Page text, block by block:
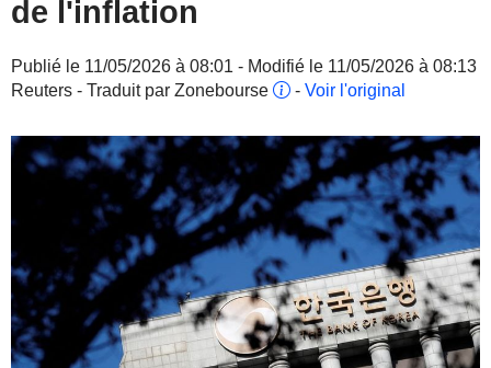
de l'inflation
Publié le 11/05/2026 à 08:01 - Modifié le 11/05/2026 à 08:13
Reuters - Traduit par Zonebourse
- Voir l'original